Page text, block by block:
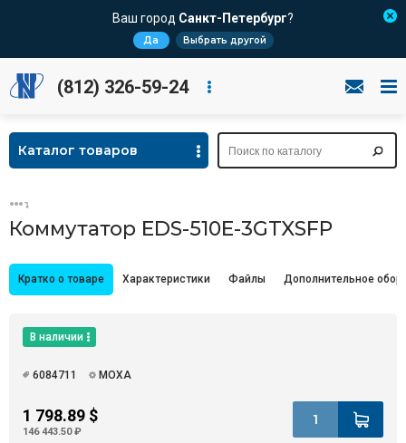
Ваш город Санкт-Петербург?
Да Выбрать другой
(812) 326-59-24
Каталог товаров
Коммутатор EDS-510E-3GTXSFP
Кратко о товаре Характеристики Файлы Дополнительное
В наличии
6084711 MOXA
1 798.89 $
146 443.50 ₽